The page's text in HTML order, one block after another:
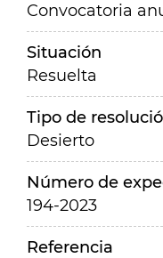
Convocatoria
Situación
Resuelta
Tipo de
Desierto
Número de
194-2023
Referencia